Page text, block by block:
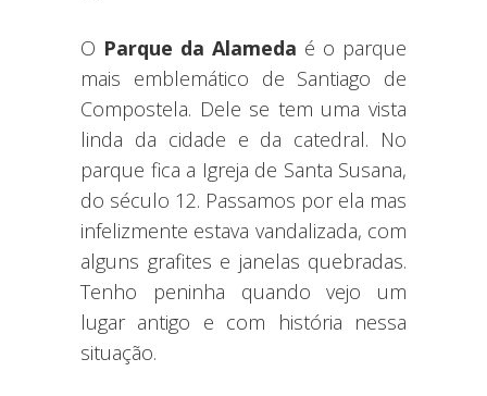
O Parque da Alameda é o parque
mais emblemático de Santiago de
Compostela. Dele se tem uma vista
linda da cidade e da catedral. No
parque fica a Igreja de Santa Susana,
do século 12. Passamos por ela mas
infelizmente estava vandalizada, com
alguns grafites e janelas quebradas.
Tenho peninha quando vejo um
lugar antigo e com história nessa
situação.